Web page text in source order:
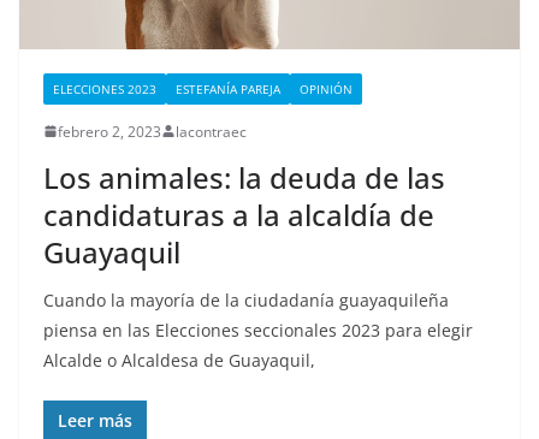
ELECCIONES 2023 ESTEFANÍA PAREJA OPINIÓN
febrero 2, 2023 lacontraec
Los animales: la deuda de las
candidaturas a la alcaldía de
Guayaquil
Cuando la mayoría de la ciudadanía guayaquileña
piensa en las Elecciones seccionales 2023 para elegir
Alcalde o Alcaldesa de Guayaquil,
Leer más